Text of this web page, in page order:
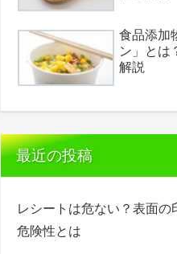
食品添加
ン」とは
解説
最近の投稿
レシートは危ない？表面の
危険性とは